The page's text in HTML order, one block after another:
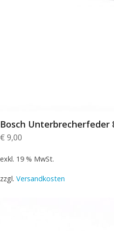
Bosch Unterbrecherfeder
€ 9,00
exkl. 19 % MwSt.
zzgl. Versandkosten